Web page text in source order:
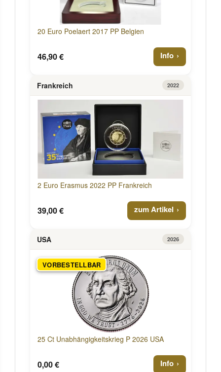
20 Euro Poelaert 2017 PP Belgien
46,90 € Info
Frankreich 2022
2 Euro Erasmus 2022 PP Frankreich
39,00 € zum Artikel
USA 2026
VORBESTELLBAR
25 Ct Unabhängigkeitskrieg P 2026 USA
0,00 € Info